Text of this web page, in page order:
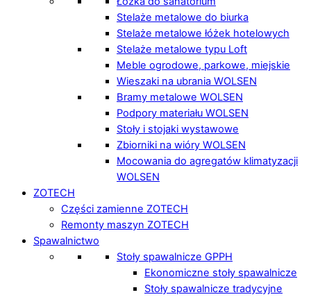
Stelaże metalowe do biurka
Stelaże metalowe łóżek hotelowych
Stelaże metalowe typu Loft
Meble ogrodowe, parkowe, miejskie
Wieszaki na ubrania WOLSEN
Bramy metalowe WOLSEN
Podpory materiału WOLSEN
Stoły i stojaki wystawowe
Zbiorniki na wióry WOLSEN
Mocowania do agregatów klimatyzacji
WOLSEN
ZOTECH
Części zamienne ZOTECH
Remonty maszyn ZOTECH
Spawalnictwo
Stoły spawalnicze GPPH
Ekonomiczne stoły spawalnicze
Stoły spawalnicze tradycyjne